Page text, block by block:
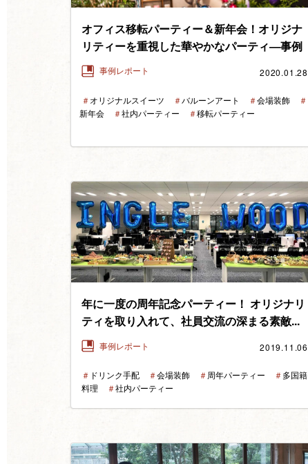
オフィス移転パーティー＆新年会！オリジナ
リティーを重視した華やかなパーティ―事例
事例レポート 2020.01.28
＃オリジナルスイーツ ＃バルーンアート ＃会場装飾
＃
新年会
＃社内パーティー ＃移転パーティー
年に一度の周年記念パーティー！ オリジナリ
ティを取り入れて、社員交流の深まる素敵...
事例レポート 2019.11.06
＃ ドリンク手配 ＃会場装飾 ＃周年パーティー ＃多国籍
料理
＃社内パーティー